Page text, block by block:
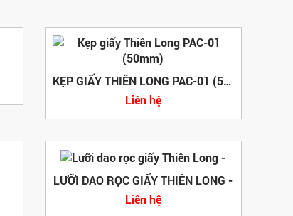
KẸP GIẤY THIÊN LONG PAC-01 (50MM)
Liên hệ
LƯỠI DAO RỌC GIẤY THIÊN LONG -
Liên hệ